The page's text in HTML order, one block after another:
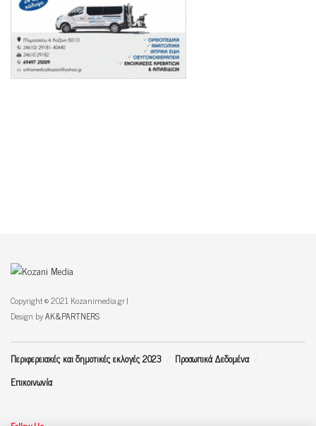
Copyright © 2021 Kozanimedia.gr |
Design byAK&PARTNERS
Περιφερειακές και δημοτικές εκλογές 2023
Προσωπικά Δεδομένα
Επικοινωνία